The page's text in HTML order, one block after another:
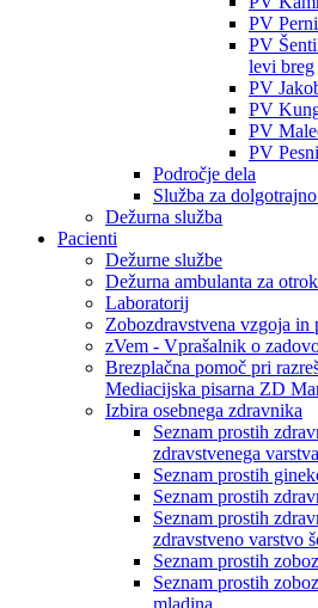
PV
PV
levi breg
PV
PV
PV
PV
Področje dela
Služba za
Dežurna služba
Pacienti
Dežurne službe
Dežurna ambulanta za
Laboratorij
Zobozdravstvena vzgoja in
zVem - Vprašalnik o
Brezplačna pomoč pri
Mediacijska pisarna ZD
Izbira osebnega zdravnika
Seznam prostih
zdravstvenega varstva
Seznam prostih
Seznam prostih
Seznam prostih
zdravstveno varstvo
Seznam prostih
Seznam prostih
mladina